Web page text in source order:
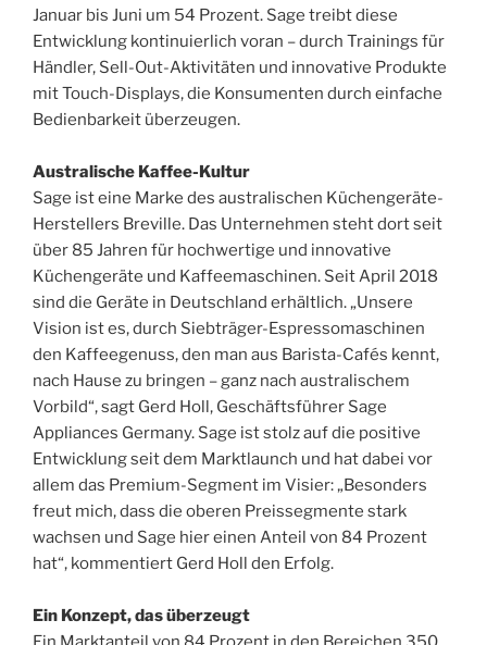
Januar bis Juni um 54 Prozent. Sage treibt diese
Entwicklung kontinuierlich voran – durch Trainings für
Händler, Sell-Out-Aktivitäten und innovative Produkte
mit Touch-Displays, die Konsumenten durch einfache
Bedienbarkeit überzeugen.
Australische Kaffee-Kultur
Sage ist eine Marke des australischen Küchengeräte-
Herstellers Breville. Das Unternehmen steht dort seit
über 85 Jahren für hochwertige und innovative
Küchengeräte und Kaffeemaschinen. Seit April 2018
sind die Geräte in Deutschland erhältlich. „Unsere
Vision ist es, durch Siebträger-Espressomaschinen
den Kaffeegenuss, den man aus Barista-Cafés kennt,
nach Hause zu bringen – ganz nach australischem
Vorbild“, sagt Gerd Holl, Geschäftsführer Sage
Appliances Germany. Sage ist stolz auf die positive
Entwicklung seit dem Marktlaunch und hat dabei vor
allem das Premium-Segment im Visier: „Besonders
freut mich, dass die oberen Preissegmente stark
wachsen und Sage hier einen Anteil von 84 Prozent
hat“, kommentiert Gerd Holl den Erfolg.
Ein Konzept, das überzeugt